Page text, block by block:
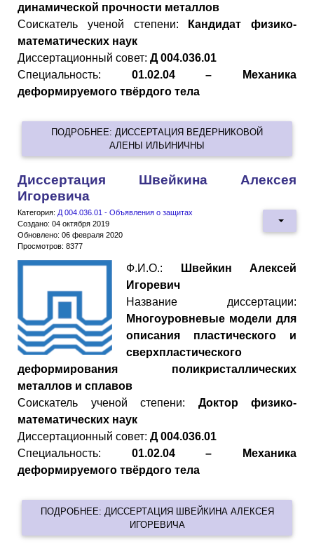
динамической прочности металлов
Cоискатель ученой степени:
Кандидат физико-
математических наук
Диссертационный совет: Д 004.036.01
Специальность: 01.02.04 –
Механика
деформируемого твёрдого тела
ПОДРОБНЕЕ: ДИССЕРТАЦИЯ ВЕДЕРНИКОВОЙ
АЛЕНЫ ИЛЬИНИЧНЫ
Диссертация Швейкина Алексея
Игоревича
Категория: Д 004.036.01 - Объявления о защитах
Создано: 04 октября 2019
Обновлено: 06 февраля 2020
Просмотров: 8377
Ф.И.О.:
Швейкин Алексей
Игоревич
Название диссертации:
Многоуровневые модели для
описания пластического и
сверхпластического
деформирования поликристаллических
металлов и сплавов
Cоискатель ученой степени: Доктор физико-
математических наук
Диссертационный совет: Д 004.036.01
Специальность: 01.02.04 – Механика
деформируемого твёрдого тела
ПОДРОБНЕЕ: ДИССЕРТАЦИЯ ШВЕЙКИНА АЛЕКСЕЯ
ИГОРЕВИЧА